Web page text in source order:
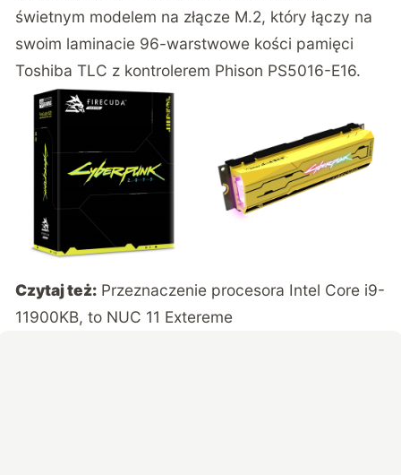
świetnym modelem na złącze M.2, który łączy na
swoim laminacie 96-warstwowe kości pamięci
Toshiba TLC z kontrolerem Phison PS5016-E16.
Czytaj też: Przeznaczenie procesora Intel Core i9-
11900KB, to NUC 11 Extereme